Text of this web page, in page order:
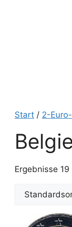
Start / 2-
Ergebnisse